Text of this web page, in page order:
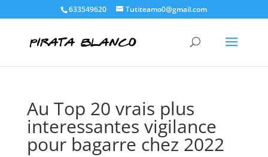
633549620 Tutiteamo0@gmail.com
Au Top 20 vrais plus
interessantes vigilance
pour bagarre chez 2022